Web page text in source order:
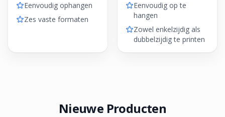
Eenvoudig ophangen
Zes vaste formaten
Eenvoudig op te
hangen
Zowel enkelzijdig als
dubbelzijdig te printen
Nieuwe Producten